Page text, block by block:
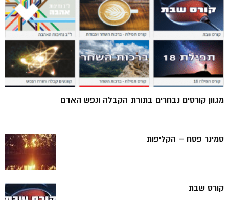
מגוון קורסים נבחרים בתורת הקבלה ונפש האדם
סמינר פסח – הקליפות
קורס שבת